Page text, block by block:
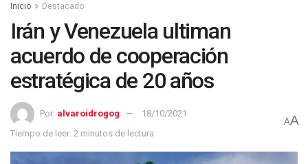
Inicio Destacado
Irán y Venezuela ultiman
acuerdo de cooperación
estratégica de 20 años
Por: alvaroidrogog
18/10/2021
Tiempo de leer: 2 minutos de lectura
AA